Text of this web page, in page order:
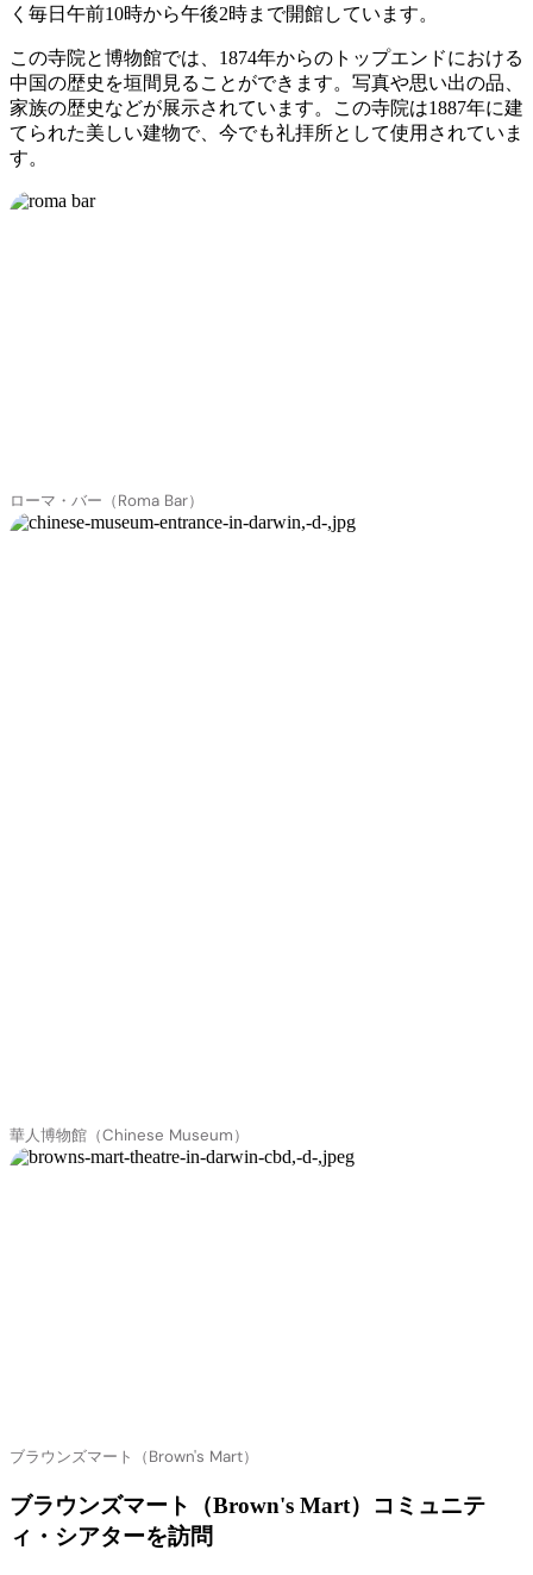
検
く毎日午前10時から午後2時まで開館しています。
この寺院と博物館では、1874年からのトップエンドにおける
中国の歴史を垣間見ることができます。写真や思い出の品、
家族の歴史などが展示されています。この寺院は1887年に建
てられた美しい建物で、今でも礼拝所として使用されていま
す。
ローマ・バー（Roma Bar）
華人博物館（Chinese Museum）
ブラウンズマート（Brown's Mart）
ブラウンズマート（Brown's Mart）コミュニテ
ィ・シアターを訪問